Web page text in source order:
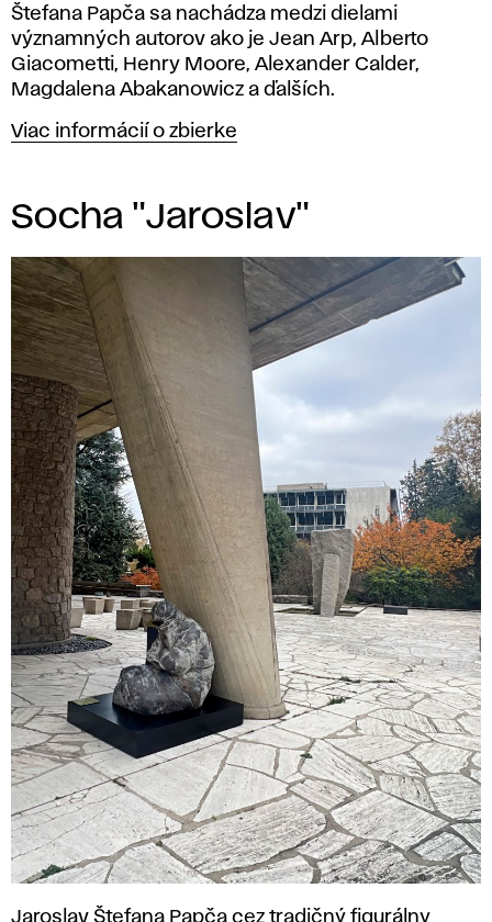
Štefana Papča sa nachádza medzi dielami
významných autorov ako je Jean Arp, Alberto
Giacometti, Henry Moore, Alexander Calder,
Magdalena Abakanowicz a ďalších.
Viac informácií o zbierke
Socha "Jaroslav"
Jaroslav Štefana Papča cez tradičný figurálny